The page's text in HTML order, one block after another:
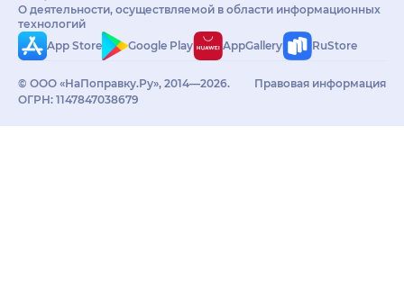
О деятельности, осуществляемой в области информационных
технологий
App Store
Google Play AppGallery RuStore
© ООО «НаПоправку.Ру», 2014—2026.
ОГРН: 1147847038679
Правовая информация